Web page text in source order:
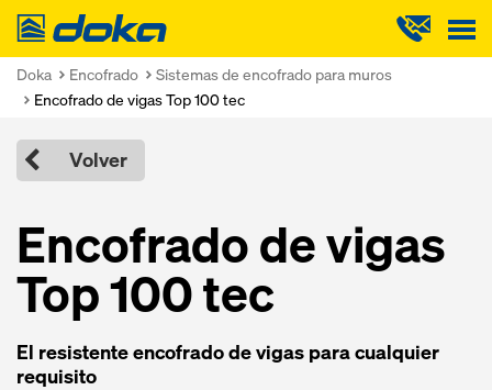
Doka
Doka Encofrado
Sistemas de encofrado para muros
Encofrado de vigas Top 100 tec
Volver
Encofrado de vigas
Top 100 tec
El resistente encofrado de vigas para cualquier
requisito